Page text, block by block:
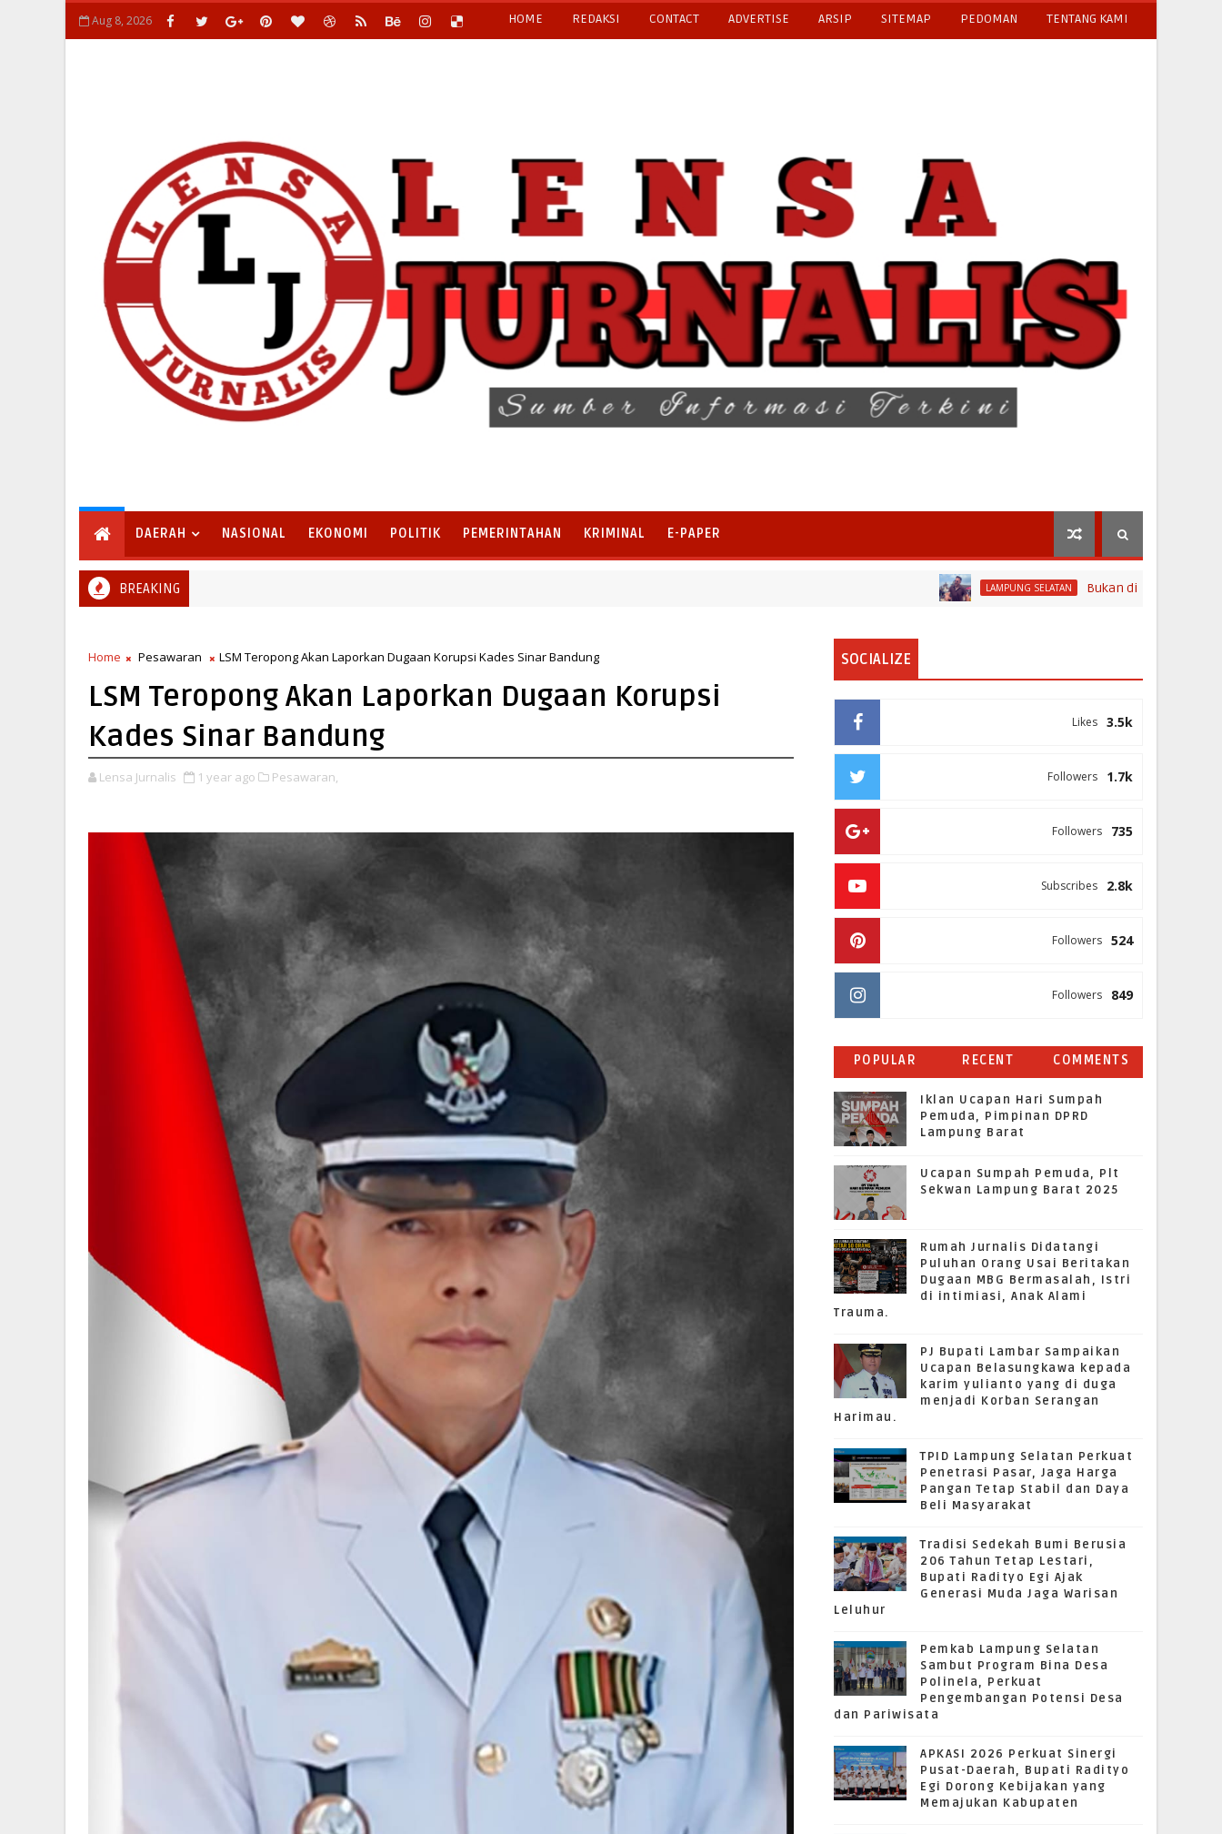
Aug 8, 2026 HOME REDAKSI CONTACT ADVERTISE ARSIP SITEMAP PEDOMAN TENTANG KAMI
DAERAH NASIONAL EKONOMI POLITIK PEMERINTAHAN KRIMINAL E-PAPER
BREAKING LAMPUNG SELATAN Bukan di Bali, Ngaben Massal
Home Pesawaran LSM Teropong Akan Laporkan Dugaan Korupsi Kades Sinar Bandung
LSM Teropong Akan Laporkan Dugaan Korupsi
Kades Sinar Bandung
Lensa Jurnalis 1 year ago Pesawaran,
SOCIALIZE
3.5k
Likes
1.7k
Followers
735
Followers
2.8k
Subscribes
524
Followers
849
Followers
POPULAR RECENT COMMENTS
Iklan Ucapan Hari Sumpah
Pemuda, Pimpinan DPRD
Lampung Barat
Ucapan Sumpah Pemuda, Plt
Sekwan Lampung Barat 2025
Rumah Jurnalis Didatangi
Puluhan Orang Usai Beritakan
Dugaan MBG Bermasalah, Istri
di intimiasi, Anak Alami
Trauma.
PJ Bupati Lambar Sampaikan
Ucapan Belasungkawa kepada
karim yulianto yang di duga
menjadi Korban Serangan
Harimau.
TPID Lampung Selatan Perkuat
Penetrasi Pasar, Jaga Harga
Pangan Tetap Stabil dan Daya
Beli Masyarakat
Tradisi Sedekah Bumi Berusia
206 Tahun Tetap Lestari,
Bupati Radityo Egi Ajak
Generasi Muda Jaga Warisan
Leluhur
Pemkab Lampung Selatan
Sambut Program Bina Desa
Polinela, Perkuat
Pengembangan Potensi Desa
dan Pariwisata
APKASI 2026 Perkuat Sinergi
Pusat-Daerah, Bupati Radityo
Egi Dorong Kebijakan yang
Memajukan Kabupaten